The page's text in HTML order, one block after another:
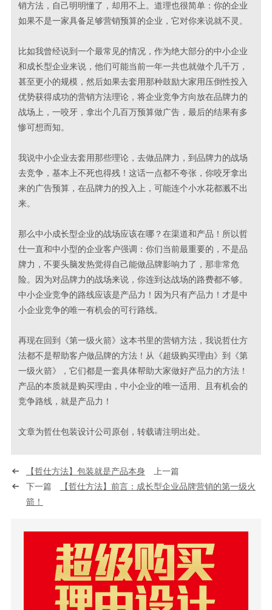
销方法，自己明明懂了，却用不上。道理也很简单：你的企业
如果不是一家具备足够营销预算的企业，它对你来说就不灵。
比如我曾经说到一个最常见的情况，作为绝大部分的中小企业
和成长型企业来说，他们可能当前一年一共也就做个几千万，
甚至更小的规模，然后如果去套用那种鼓励大家用压倒性投入
优势获得成功的营销方法理论，将企业竞争方向放在品牌力的
战场上，一咬牙，拿出个几百万预算做广告，最后的结果有多
惨可想而知。
我说中小企业去套用那些理论，去做品牌力，到品牌力的战场
去竞争，基本上不死也得残！这话一点都不夸张，你咬牙拿出
来的广告预算，在品牌力的投入上，可能连个小水花都溅不出
来。
那么中小成长型企业的战场应该在哪？在渠道和产品！所以哲
仕一直和中小型的企业客户强调：你们当前最重要的，不是品
牌力，不要头脑发热觉得自己能做品牌影响力了，那非常危
险。因为对品牌力的战场来说，你连到达战场的路费都不够。
中小企业竞争的路线应该是产品力！因为只有产品力！才是中
小企业竞争的唯一有机会的可行路线。
再现在回到《第一级火箭》这本书里的营销方法，我说哲仕方
法都不是帮助客户做品牌的方法！从《超级购买理由》到《第
一级火箭》，它们都是一套具体帮助大家做好产品力的方法！
产品的本质就是购买理由，中小企业的唯一适用、且有机会的
竞争路线，就是产品力！
文章为哲仕包装设计公司原创，转载请注明出处。
【哲仕方法】包装就是产品本身上一篇
下一篇
【哲仕方法】前言：成长型企业品牌营销的第一级火
箭！